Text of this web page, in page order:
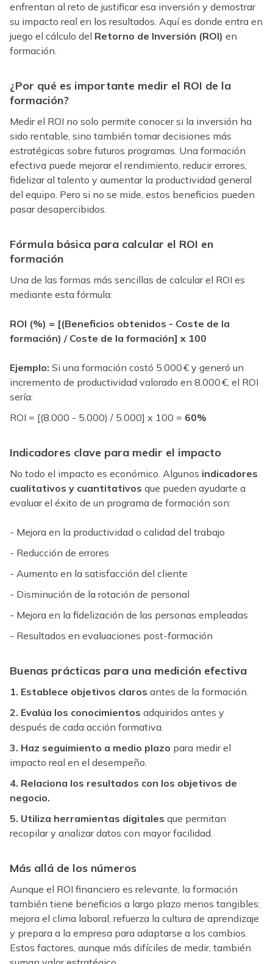
enfrentan al reto de justificar esa inversión y demostrar
su impacto real en los resultados. Aquí es donde entra en
juego el cálculo del Retorno de Inversión (ROI) en
formación.
¿Por qué es importante medir el ROI de la
formación?
Medir el ROI no solo permite conocer si la inversión ha
sido rentable, sino también tomar decisiones más
estratégicas sobre futuros programas. Una formación
efectiva puede mejorar el rendimiento, reducir errores,
fidelizar al talento y aumentar la productividad general
del equipo. Pero si no se mide, estos beneficios pueden
pasar desapercibidos.
Fórmula básica para calcular el ROI en
formación
Una de las formas más sencillas de calcular el ROI es
mediante esta fórmula:
ROI (%) = [(Beneficios obtenidos - Coste de la
formación) / Coste de la formación] x 100
Ejemplo: Si una formación costó 5.000 € y generó un
incremento de productividad valorado en 8.000 €, el ROI
sería:
ROI = [(8.000 - 5.000) / 5.000] x 100 = 60%
Indicadores clave para medir el impacto
No todo el impacto es económico. Algunos indicadores
cualitativos y cuantitativos que pueden ayudarte a
evaluar el éxito de un programa de formación son:
- Mejora en la productividad o calidad del trabajo
- Reducción de errores
- Aumento en la satisfacción del cliente
- Disminución de la rotación de personal
- Mejora en la fidelización de las personas empleadas
- Resultados en evaluaciones post-formación
Buenas prácticas para una medición efectiva
1. Establece objetivos claros antes de la formación.
2. Evalúa los conocimientos adquiridos antes y
después de cada acción formativa.
3. Haz seguimiento a medio plazo para medir el
impacto real en el desempeño.
4. Relaciona los resultados con los objetivos de
negocio.
5. Utiliza herramientas digitales que permitan
recopilar y analizar datos con mayor facilidad.
Más allá de los números
Aunque el ROI financiero es relevante, la formación
también tiene beneficios a largo plazo menos tangibles:
mejora el clima laboral, refuerza la cultura de aprendizaje
y prepara a la empresa para adaptarse a los cambios.
Estos factores, aunque más difíciles de medir, también